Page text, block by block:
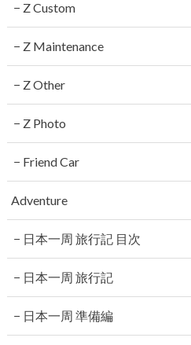
Z Custom
Z Maintenance
Z Other
Z Photo
Friend Car
Adventure
日本一周 旅行記 目次
日本一周 旅行記
日本一周 準備編